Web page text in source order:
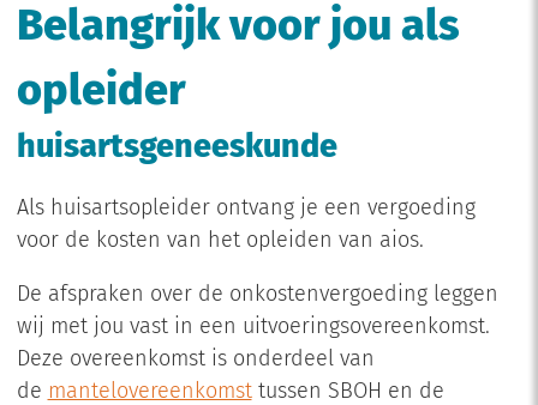
Belangrijk voor jou als
opleider
huisartsgeneeskunde
Als huisartsopleider ontvang je een vergoeding
voor de kosten van het opleiden van aios.
De afspraken over de onkostenvergoeding leggen
wij met jou vast in een uitvoeringsovereenkomst.
Deze overeenkomst is onderdeel van
de mantelovereenkomsttussen SBOH en de